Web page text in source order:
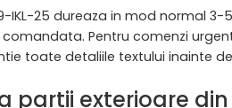
IKL-25 dureaza in mod normal
Pentru comenzi
toate detaliile textului inainte
partii exterioare